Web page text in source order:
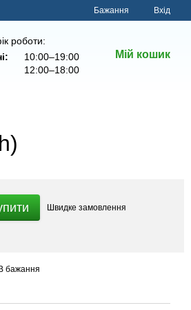
Бажання Вхід
роботи:
10:00–19:00
12:00–18:00
Мій кошик
Швидке замовлення
бажання